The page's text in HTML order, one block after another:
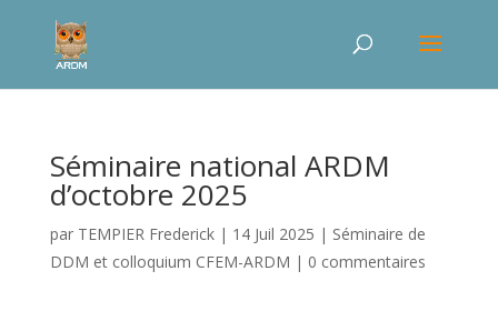
Séminaire national ARDM
d’octobre 2025
par TEMPIER Frederick| 14 Juil 2025 | Séminaire de
DDM et colloquium CFEM-ARDM | 0 commentaires